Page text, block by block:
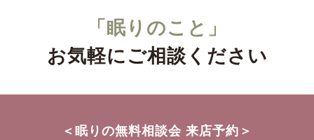
「眠りのこと」
お気軽にご相談ください
＜眠りの無料相談会 来店予約＞